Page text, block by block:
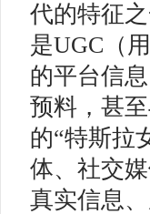
代的特征
是UGC（
的平台信
预料，甚
的“特斯拉
体、社交
真实信息